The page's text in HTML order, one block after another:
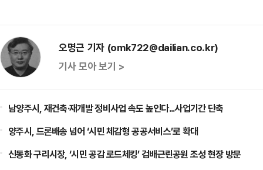
오명근 기자 (omk722@dailian.co.kr)
기사 모아 보기 >
남양주시, 재건축·재개발 정비사업 속도 높인다...사업기간 단축
양주시, 드론배송 넘어 ‘시민 체감형 공공서비스’로 확대
신동화 구리시장, ‘시민 공감 로드체킹’ 검배근린공원 조성 현장 방문